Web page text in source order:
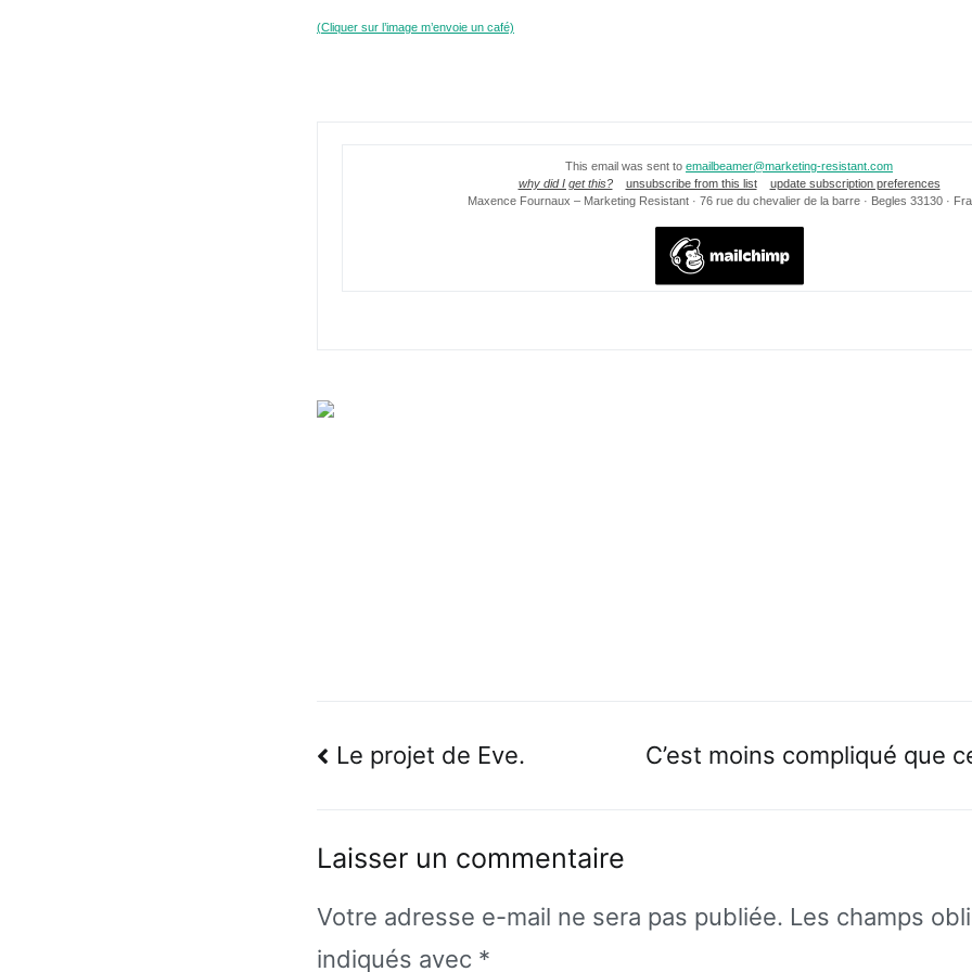
(Cliquer sur l’image m’envoie un café)
This email was sent to emailbeamer@marketing-resistant.com
why did I get this?
unsubscribe from this list
update subscription preferences
Maxence Fournaux – Marketing Resistant · 76 rue du chevalier de la barre · Begles 33130 ·
Navigation
Le projet de Eve. C’est moins compliqué que
Laisser un commentaire
Votre adresse e-mail ne sera pas publiée. Les champs
indiqués avec *